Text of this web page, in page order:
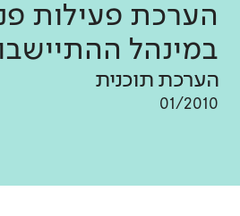
הערכת פעילות
במינהל
הערכת תוכנית
01/2010